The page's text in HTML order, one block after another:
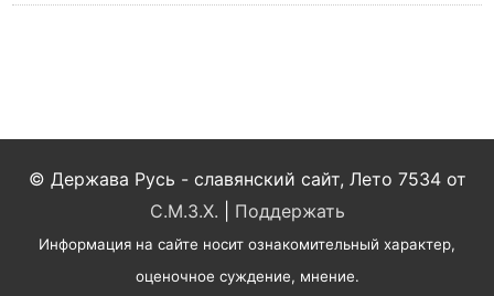
© Держава Русь - славянский сайт, Лето 7534 от
С.М.З.Х.
Поддержать
Информация на сайте носит ознакомительный характер,
оценочное суждение, мнение.